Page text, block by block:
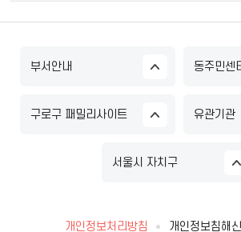
부서안내 동주민센
구로구 패밀리사이트 유관기관
서울시 자치구
개인정보처리방침 개인정보침해